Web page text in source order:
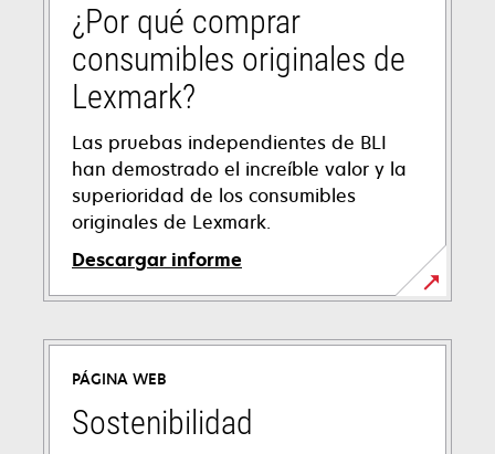
¿Por qué comprar
consumibles originales de
Lexmark?
Las pruebas independientes de BLI
han demostrado el increíble valor y la
superioridad de los consumibles
originales de Lexmark.
Descargar informe
se
abre
una
pestaña
nueva
PÁGINA WEB
Sostenibilidad